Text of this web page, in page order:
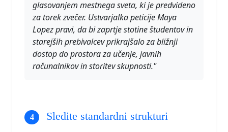
glasovanjem mestnega sveta, ki je predvideno
za torek zvečer. Ustvarjalka peticije Maya
Lopez pravi, da bi zaprtje stotine študentov in
starejših prebivalcev prikrajšalo za bližnji
dostop do prostora za učenje, javnih
računalnikov in storitev skupnosti."
Sledite standardni strukturi